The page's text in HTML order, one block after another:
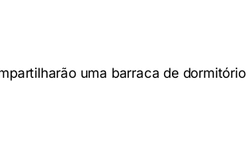
uma barraca de dormitório